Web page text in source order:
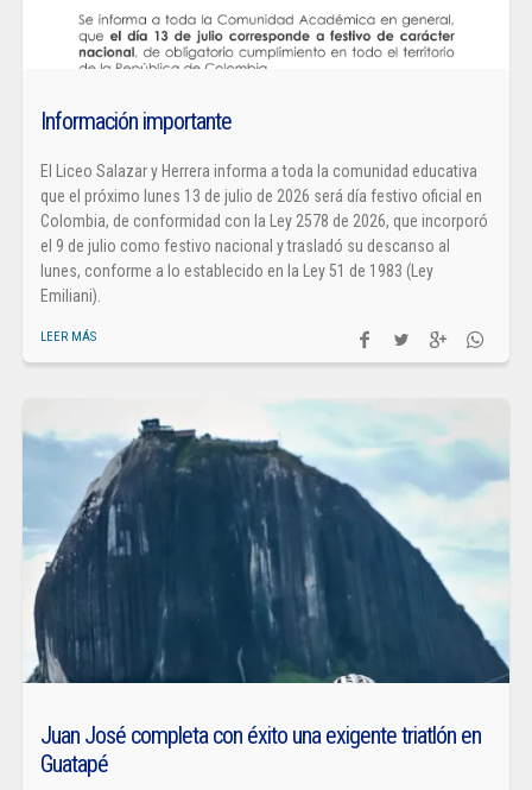
Información importante
El Liceo Salazar y Herrera informa a toda la comunidad educativa
que el próximo lunes 13 de julio de 2026 será día festivo oficial en
Colombia, de conformidad con la Ley 2578 de 2026, que incorporó
el 9 de julio como festivo nacional y trasladó su descanso al
lunes, conforme a lo establecido en la Ley 51 de 1983 (Ley
Emiliani).
LEER MÁS
Juan José completa con éxito una exigente triatlón en
Guatapé